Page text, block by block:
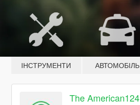
ІНСТРУМЕНТИ АВТОМОБІЛЬ
The American124